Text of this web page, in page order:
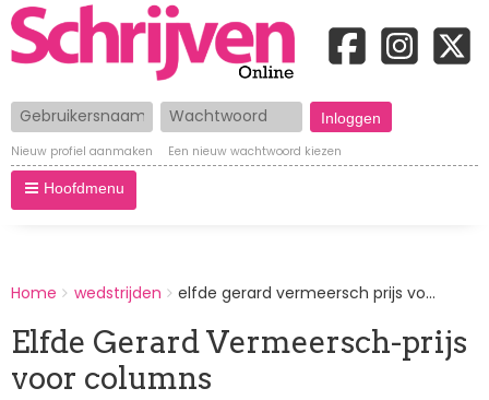
Gebruikersnaam Wachtwoord
Nieuw profiel aanmaken Een nieuw wachtwoord kiezen
Hoofdmenu
BREADCRUMBS
You
here:
Home wedstrijden elfde gerard vermeersch prijs vo...
Elfde Gerard Vermeersch-prijs
voor columns